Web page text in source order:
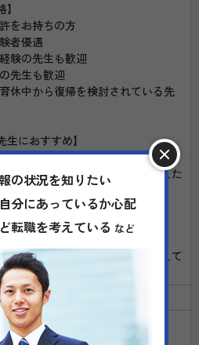
をお持ちの方
者優遇
験の先生も歓迎
先生も歓迎
休中から復帰を検討されている先
生におすすめ】
にチャレンジしたい
のコミュニケーションを大切にした
イフバランスも重視したい
術や知識を学び続けたい
はなく、人柄や向上心を大切にして
（業績賞与あり）
（昇給随時）
の状況を知りたい
分にあっているか心配
転職を考えている など